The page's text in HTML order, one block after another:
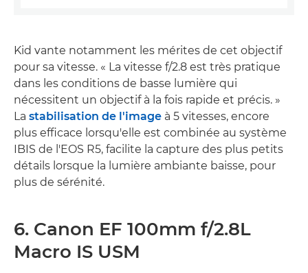
Kid vante notamment les mérites de cet objectif
pour sa vitesse. « La vitesse f/2.8 est très pratique
dans les conditions de basse lumière qui
nécessitent un objectif à la fois rapide et précis. »
La stabilisation de l'image à 5 vitesses, encore
plus efficace lorsqu'elle est combinée au système
IBIS de l'EOS R5, facilite la capture des plus petits
détails lorsque la lumière ambiante baisse, pour
plus de sérénité.
6. Canon EF 100mm f/2.8L
Macro IS USM